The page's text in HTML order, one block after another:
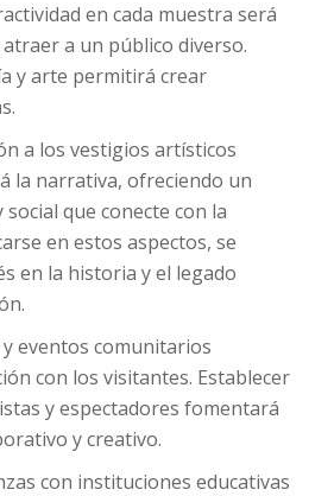
en cada muestra será
a un público diverso.
y arte permitirá crear
a los vestigios artísticos
la narrativa, ofreciendo un
que conecte con la
en estos aspectos, se
en la historia y el legado
eventos comunitarios
con los visitantes. Establecer
y espectadores fomentará
y creativo.
con instituciones educativas